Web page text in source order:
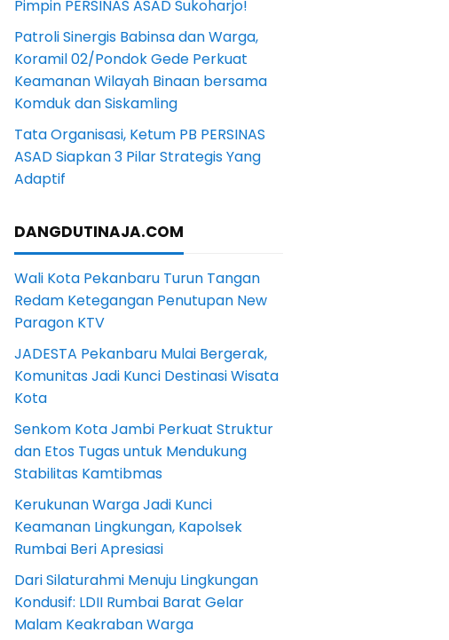
Pimpin PERSINAS ASAD Sukoharjo!
Patroli Sinergis Babinsa dan Warga,
Koramil 02/Pondok Gede Perkuat
Keamanan Wilayah Binaan bersama
Komduk dan Siskamling
Tata Organisasi, Ketum PB PERSINAS
ASAD Siapkan 3 Pilar Strategis Yang
Adaptif
DANGDUTINAJA.COM
Wali Kota Pekanbaru Turun Tangan
Redam Ketegangan Penutupan New
Paragon KTV
JADESTA Pekanbaru Mulai Bergerak,
Komunitas Jadi Kunci Destinasi Wisata
Kota
Senkom Kota Jambi Perkuat Struktur
dan Etos Tugas untuk Mendukung
Stabilitas Kamtibmas
Kerukunan Warga Jadi Kunci
Keamanan Lingkungan, Kapolsek
Rumbai Beri Apresiasi
Dari Silaturahmi Menuju Lingkungan
Kondusif: LDII Rumbai Barat Gelar
Malam Keakraban Warga